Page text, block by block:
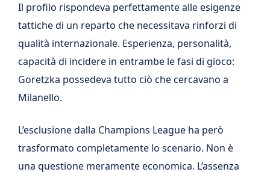
Il profilo rispondeva perfettamente alle esigenze
tattiche di un reparto che necessitava rinforzi di
qualità internazionale. Esperienza, personalità,
capacità di incidere in entrambe le fasi di gioco:
Goretzka possedeva tutto ciò che cercavano a
Milanello.
L’esclusione dalla Champions League ha però
trasformato completamente lo scenario. Non è
una questione meramente economica. L’assenza